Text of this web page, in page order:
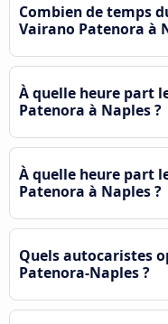
Combien de temps
Vairano Patenora à
À quelle heure part
Patenora à Naples ?
À quelle heure part
Patenora à Naples ?
Quels autocaristes
Patenora-Naples ?